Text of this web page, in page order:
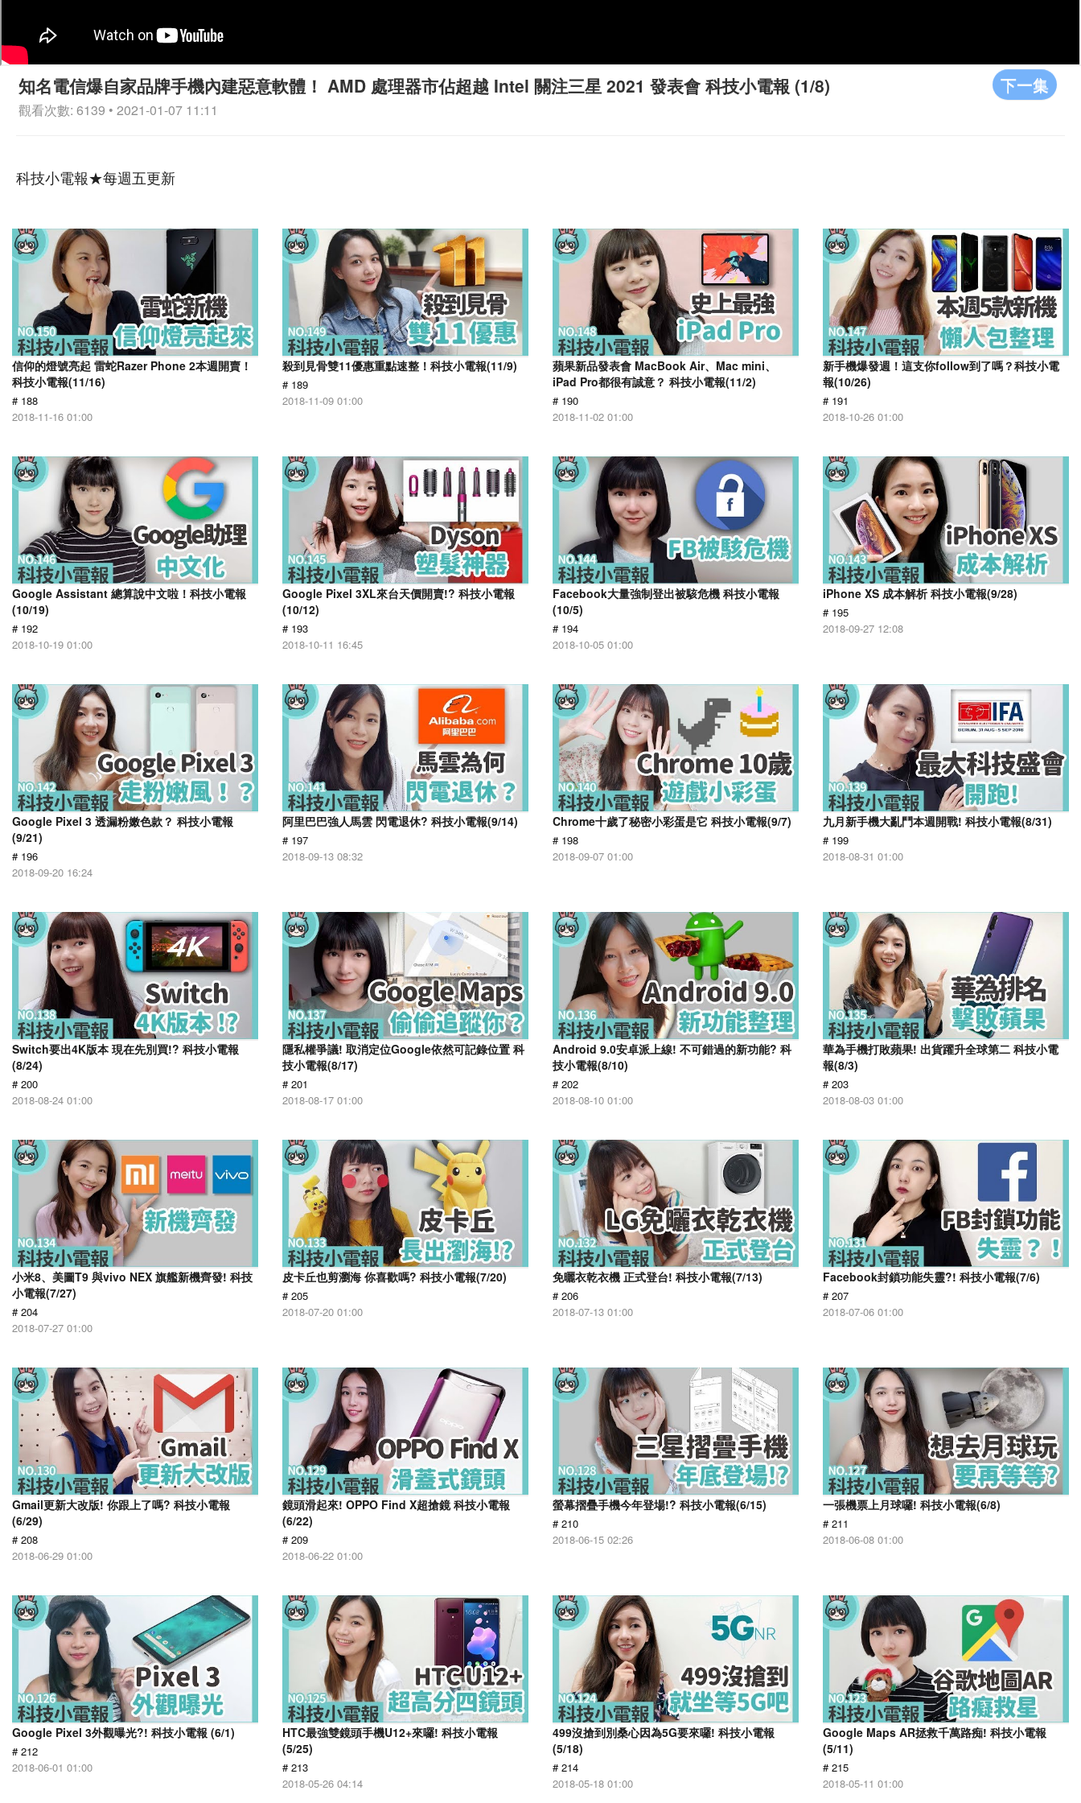
下一集
知名電信爆自家品牌手機內建惡意軟體！ AMD 處理器市佔超越 Intel 關注三星 2021 發表會 科技小電報 (1/8)
觀看次數: 6139 • 2021-01-07 11:11
科技小電報★每週五更新
信仰的燈號亮起 雷蛇Razer Phone 2本週開賣！
科技小電報(11/16)
# 188
2018-11-16 01:00
殺到見骨雙11優惠重點速整！科技小電報(11/9)
# 189
2018-11-09 01:00
蘋果新品發表會 MacBook Air、Mac mini、
iPad Pro都很有誠意？ 科技小電報(11/2)
# 190
2018-11-02 01:00
新手機爆發週！這支你follow到了嗎？科技小電
報(10/26)
# 191
2018-10-26 01:00
Google Assistant 總算說中文啦！科技小電報
(10/19)
# 192
2018-10-19 01:00
Google Pixel 3XL來台天價開賣!? 科技小電報
(10/12)
# 193
2018-10-11 16:45
Facebook大量強制登出被駭危機 科技小電報
(10/5)
# 194
2018-10-05 01:00
iPhone XS 成本解析 科技小電報(9/28)
# 195
2018-09-27 12:08
Google Pixel 3 透漏粉嫩色款？ 科技小電報
(9/21)
# 196
2018-09-20 16:24
阿里巴巴強人馬雲 閃電退休? 科技小電報(9/14)
# 197
2018-09-13 08:32
Chrome十歲了秘密小彩蛋是它 科技小電報(9/7)
# 198
2018-09-07 01:00
九月新手機大亂鬥本週開戰! 科技小電報(8/31)
# 199
2018-08-31 01:00
Switch要出4K版本 現在先別買!? 科技小電報
(8/24)
# 200
2018-08-24 01:00
隱私權爭議! 取消定位Google依然可記錄位置 科
技小電報(8/17)
# 201
2018-08-17 01:00
Android 9.0安卓派上線! 不可錯過的新功能? 科
技小電報(8/10)
# 202
2018-08-10 01:00
華為手機打敗蘋果! 出貨躍升全球第二 科技小電
報(8/3)
# 203
2018-08-03 01:00
小米8、美圖T9 與vivo NEX 旗艦新機齊發! 科技
小電報(7/27)
# 204
2018-07-27 01:00
皮卡丘也剪瀏海 你喜歡嗎? 科技小電報(7/20)
# 205
2018-07-20 01:00
免曬衣乾衣機 正式登台! 科技小電報(7/13)
# 206
2018-07-13 01:00
Facebook封鎖功能失靈?! 科技小電報(7/6)
# 207
2018-07-06 01:00
Gmail更新大改版! 你跟上了嗎? 科技小電報
(6/29)
# 208
2018-06-29 01:00
鏡頭滑起來! OPPO Find X超搶鏡 科技小電報
(6/22)
# 209
2018-06-22 01:00
螢幕摺疊手機今年登場!? 科技小電報(6/15)
# 210
2018-06-15 02:26
一張機票上月球囉! 科技小電報(6/8)
# 211
2018-06-08 01:00
Google Pixel 3外觀曝光?! 科技小電報 (6/1)
# 212
2018-06-01 01:00
HTC最強雙鏡頭手機U12+來囉! 科技小電報
(5/25)
# 213
2018-05-26 04:14
499沒搶到別桑心因為5G要來囉! 科技小電報
(5/18)
# 214
2018-05-18 01:00
Google Maps AR拯救千萬路痴! 科技小電報
(5/11)
# 215
2018-05-11 01:00